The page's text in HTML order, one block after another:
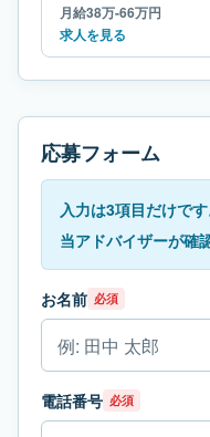
月給38万-66万円
求人を見る
応募フォーム
入力は3項目だけで
当アドバイザーが確
お名前 必須
電話番号 必須